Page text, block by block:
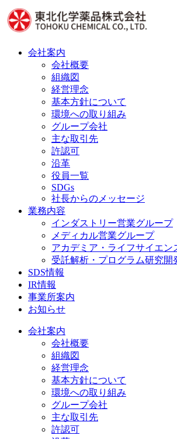
コ
ン
テ
会社案内
会社概要
組織図
経営理念
基本方針について
環境への取り組み
グループ会社
主な取引先
許認可
沿革
役員一覧
SDGs
社長からのメッセージ
業務内容
インダストリー営業グループ
メディカル営業グループ
アカデミア・ライフサイエン
受託解析・プログラム研究開
SDS情報
IR情報
事業所案内
お知らせ
会社案内
会社概要
組織図
経営理念
基本方針について
環境への取り組み
グループ会社
主な取引先
許認可